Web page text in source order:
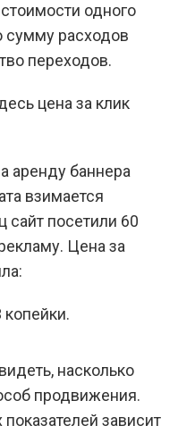
одного
сумму расходов
переходов.
цена за клик
аренду баннера
взимается
посетили 60
Цена за
копейки.
насколько
продвижения.
зависит